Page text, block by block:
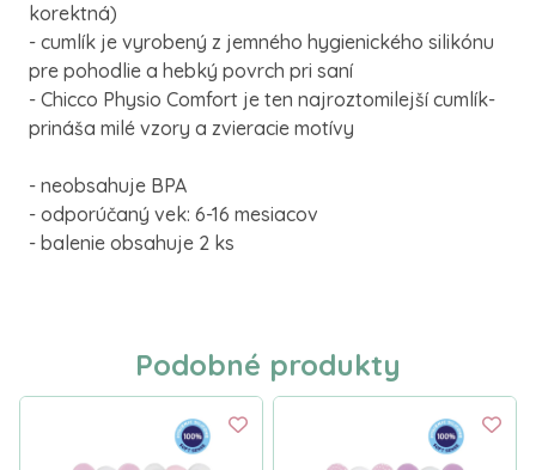
korektná)
- cumlík je vyrobený z jemného hygienického silikónu
pre pohodlie a hebký povrch pri saní
- Chicco Physio Comfort je ten najroztomilejší cumlík-
prináša milé vzory a zvieracie motívy
- neobsahuje BPA
- odporúčaný vek: 6-16 mesiacov
- balenie obsahuje 2 ks
Podobné produkty